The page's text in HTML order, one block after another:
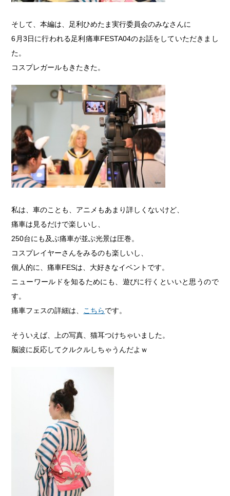
そして、本編は、足利ひめたま実行委員会のみなさんに
6月3日に行われる足利痛車FESTA04のお話をしていただきまし
た。
コスプレガールもきたきた。
私は、車のことも、アニメもあまり詳しくないけど、
痛車は見るだけで楽しいし、
250台にも及ぶ痛車が並ぶ光景は圧巻。
コスプレイヤーさんをみるのも楽しいし、
個人的に、痛車FESは、大好きなイベントです。
ニューワールドを知るためにも、遊びに行くといいと思うので
す。
痛車フェスの詳細は、 こちらです。
そういえば、上の写真、猫耳つけちゃいました。
脳波に反応してクルクルしちゃうんだよｗ